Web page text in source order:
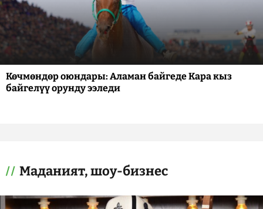
Көчмөндөр оюндары: Аламан байгеде Кара кыз
байгелүү орунду ээледи
Маданият, шоу-бизнес